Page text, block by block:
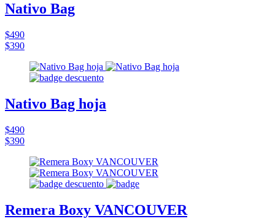
Nativo Bag
$490
$390
Nativo Bag hoja
$490
$390
Remera Boxy VANCOUVER